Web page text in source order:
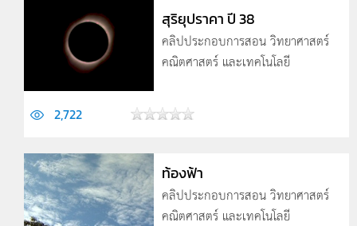
สุริยุปราคา ปี 38
คลิปประกอบการสอน วิทยาศาสตร์
คณิตศาสตร์ และเทคโนโลยี
2,722
ท้องฟ้า
คลิปประกอบการสอน วิทยาศาสตร์
คณิตศาสตร์ และเทคโนโลยี